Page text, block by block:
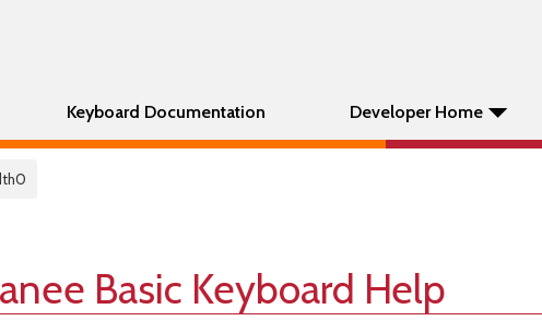
Keyboard Documentation Developer Home
Basic Keyboard Help